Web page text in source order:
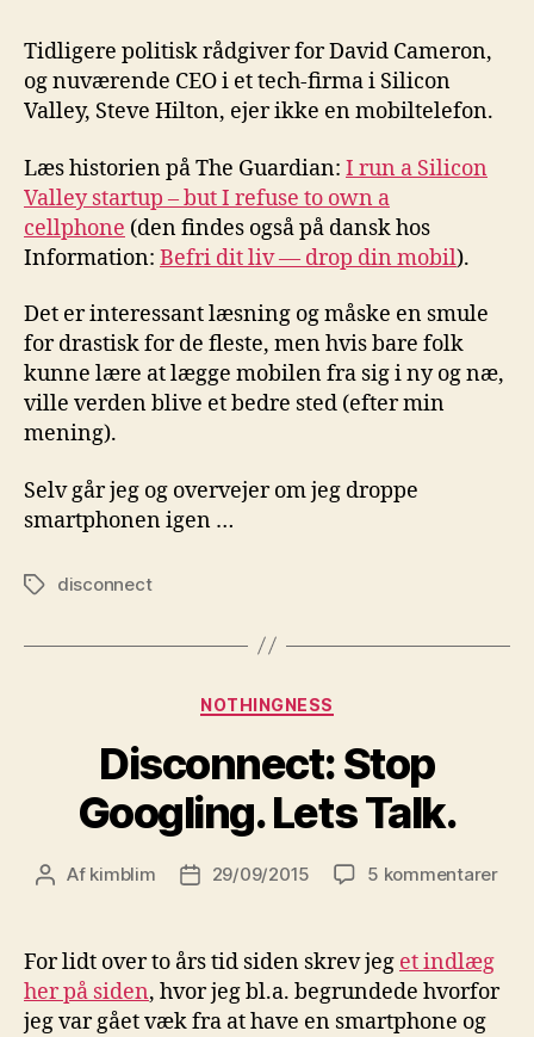
Tidligere politisk rådgiver for David Cameron,
og nuværende CEO i et tech-firma i Silicon
Valley, Steve Hilton, ejer ikke en mobiltelefon.
Læs historien på The Guardian: I run a Silicon
Valley startup – but I refuse to own a
cellphone (den findes også på dansk hos
Information: Befri dit liv — drop din mobil).
Det er interessant læsning og måske en smule
for drastisk for de fleste, men hvis bare folk
kunne lære at lægge mobilen fra sig i ny og næ,
ville verden blive et bedre sted (efter min
mening).
Selv går jeg og overvejer om jeg droppe
smartphonen igen …
Tagsdisconnect
Kategorier
NOTHINGNESS
Disconnect: Stop
Googling. Lets Talk.
Indlægsforfatter
Af kimblim Indlægsdato
29/09/2015 5 kommentarertil
For lidt over to års tid siden skrev jeg et indlæg
her på siden, hvor jeg bl.a. begrundede hvorfor
jeg var gået væk fra at have en smartphone og